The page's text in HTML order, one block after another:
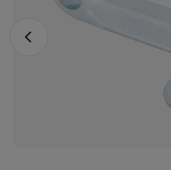
Vorheriges Foto